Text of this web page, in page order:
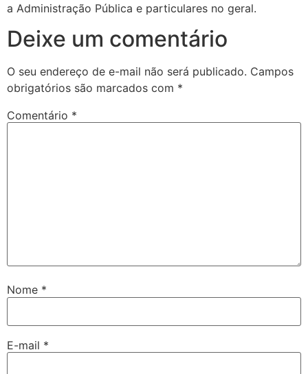
a Administração Pública e particulares no geral.
Deixe um comentário
O seu endereço de e-mail não será publicado. Campos
obrigatórios são marcados com *
Comentário *
Nome *
E-mail *